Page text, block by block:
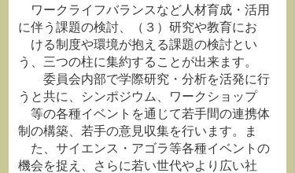
ワークライフバランスなど人材育成・活用
に伴う課題の検討、（３）研究や教育にお
ける制度や環境が抱える課題の検討とい
う、三つの柱に集約することが出来ます。
委員会内部で学際研究・分析を活発に行
うと共に、シンポジウム、ワークショップ
等の各種イベントを通じて若手間の連携体
制の構築、若手の意見収集を行います。ま
た、サイエンス・アゴラ等各種イベントの
機会を捉え、さらに若い世代やより広い社